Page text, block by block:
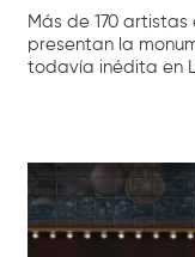
Más de 170
presentan la
todavía inédita en